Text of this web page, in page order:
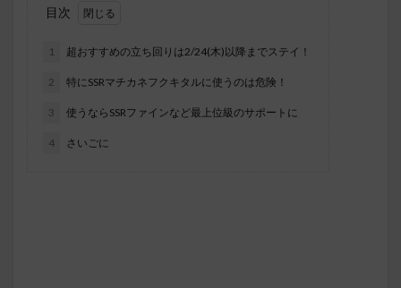
目次
1 超おすすめの立ち回りは2/24(木)以降までステイ！
2 特にSSRマチカネフクキタルに使うのは危険！
3 使うならSSRファインなど最上位級のサポートに
4 さいごに